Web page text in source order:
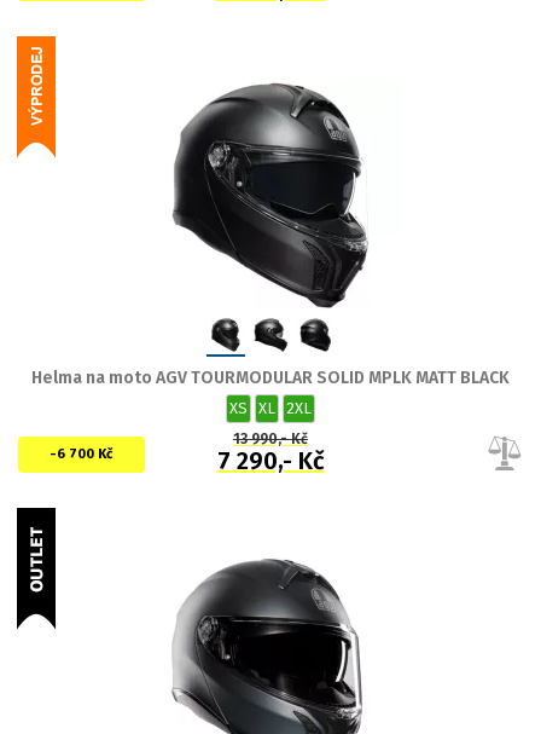
Helma na moto AGV TOURMODULAR SOLID MPLK MATT BLACK
XS XL 2XL
-6 700 Kč
13 990,- Kč
7 290,- Kč